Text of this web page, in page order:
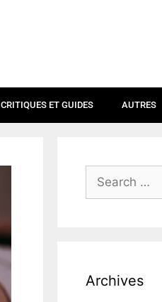
CRITIQUES ET GUIDES AUTRES
Archives